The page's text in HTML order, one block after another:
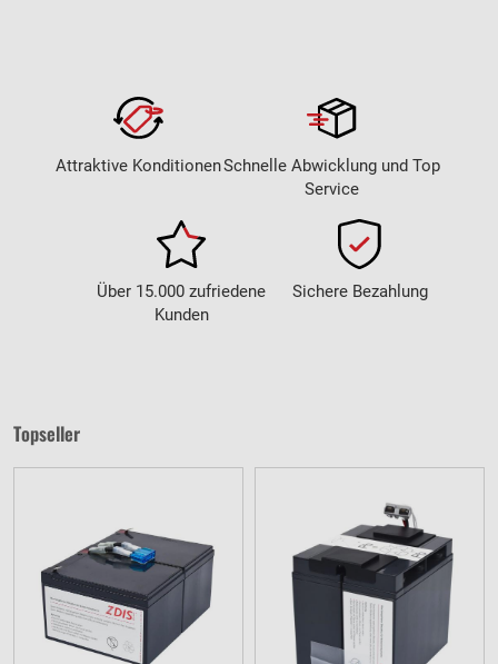
Attraktive KonditionenSchnelle Abwicklung und Top
Service
Über 15.000 zufriedene
Kunden
Sichere Bezahlung
Topseller